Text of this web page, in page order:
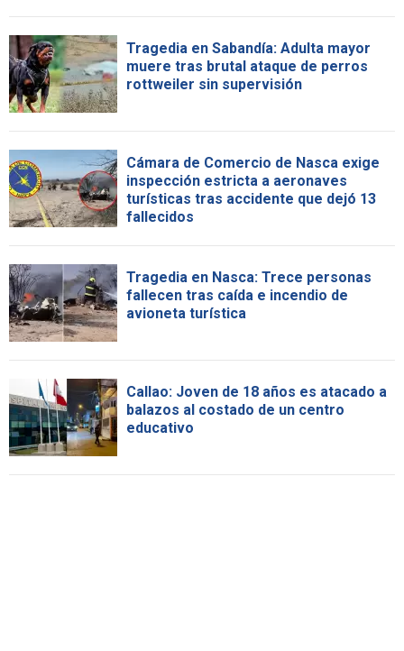
Tragedia en Sabandía: Adulta mayor
muere tras brutal ataque de perros
rottweiler sin supervisión
Cámara de Comercio de Nasca exige
inspección estricta a aeronaves
turísticas tras accidente que dejó 13
fallecidos
Tragedia en Nasca: Trece personas
fallecen tras caída e incendio de
avioneta turística
Callao: Joven de 18 años es atacado a
balazos al costado de un centro
educativo